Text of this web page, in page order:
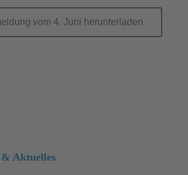
vom 4. Juni herunterladen
Aktuelles